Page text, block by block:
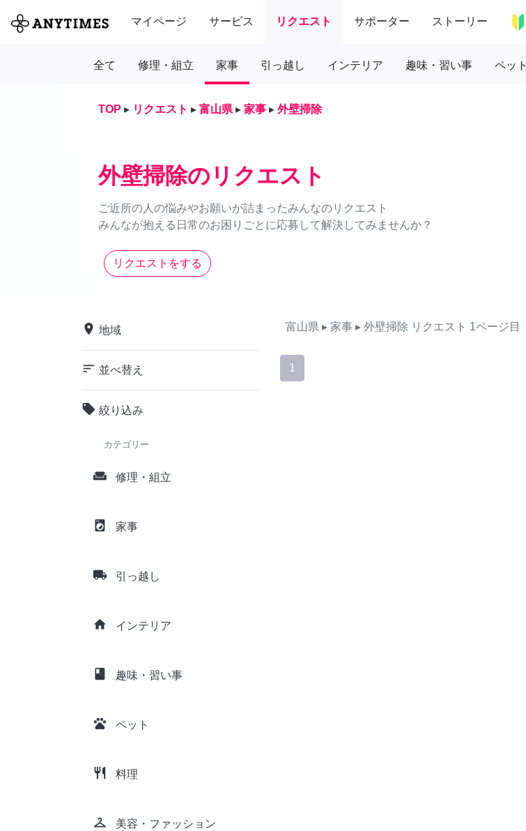
マイページ サービス リクエスト サポーター ストーリー
全て 修理・組立 家事 引っ越し インテリア 趣味・習い事 ペット
TOP ▸ リクエスト ▸ 富山県 ▸ 家事 ▸ 外壁掃除
外壁掃除のリクエスト
ご近所の人の悩みやお願いが詰まったみんなのリクエスト
みんなが抱える日常のお困りごとに応募して解決してみませんか？
リクエストをする
place 地域
sort 並べ替え
local_offer 絞り込み
カテゴリー
weekend 修理・組立
local_laundry_service 家事
local_shipping 引っ越し
home インテリア
class 趣味・習い事
pets ペット
restaurant 料理
checkroom 美容・ファッション
富山県 ▸ 家事 ▸ 外壁掃除 リクエスト 1ページ目
1